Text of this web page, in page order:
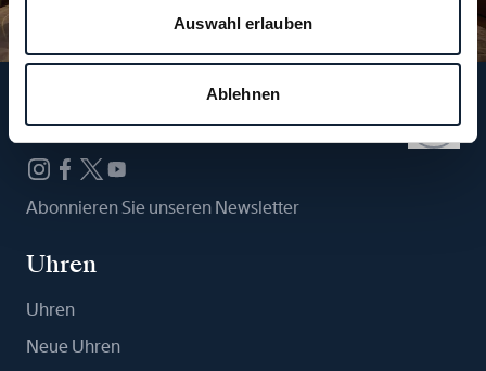
Auswahl erlauben
Ablehnen
Folgen Sie uns
Abonnieren Sie unseren Newsletter
Uhren
Uhren
Neue Uhren